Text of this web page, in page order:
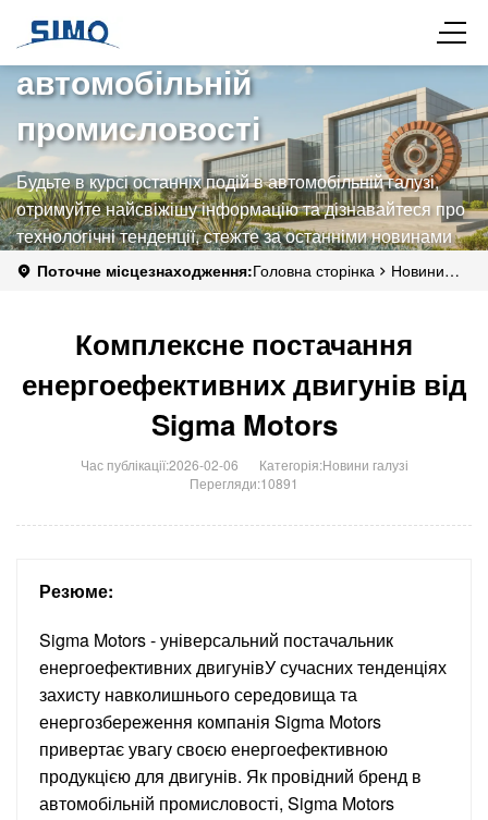
Останні досягнення в
автомобільній
промисловості
Будьте в курсі останніх подій в автомобільній галузі,
отримуйте найсвіжішу інформацію та дізнавайтеся про
технологічні тенденції, стежте за останніми новинами
компанії Simo Motors та дізнавайтеся про силу бренду
Поточне місцезнаходження:Головна сторінка
Новини
Комплексне постачання
енергоефективних двигунів від
Sigma Motors
Час публікації:2026-02-06 Категорія:Новини галузі
Перегляди:10891
Резюме:
Sigma Motors - універсальний постачальник
енергоефективних двигунівУ сучасних тенденціях
захисту навколишнього середовища та
енергозбереження компанія Sigma Motors
привертає увагу своєю енергоефективною
продукцією для двигунів. Як провідний бренд в
автомобільній промисловості, Sigma Motors